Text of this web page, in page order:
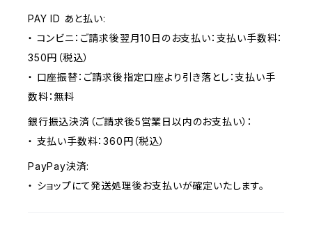
PAY ID あと払い:
・ コンビニ：ご請求後翌月10日のお支払い：支払い手数料：
350円（税込）
・ 口座振替：ご請求後指定口座より引き落とし：支払い手
数料：無料
銀行振込決済（ご請求後5営業日以内のお支払い）：
・ 支払い手数料：360円（税込）
PayPay決済:
・ ショップにて発送処理後お支払いが確定いたします。